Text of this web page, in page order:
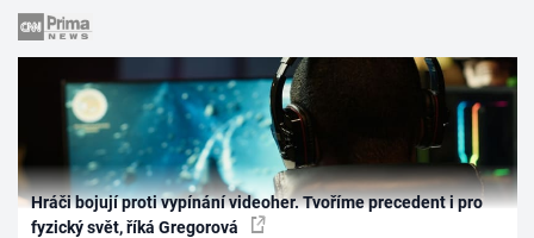
Hráči bojují proti vypínání videoher. Tvoříme precedent i pro
fyzický svět, říká Gregorová